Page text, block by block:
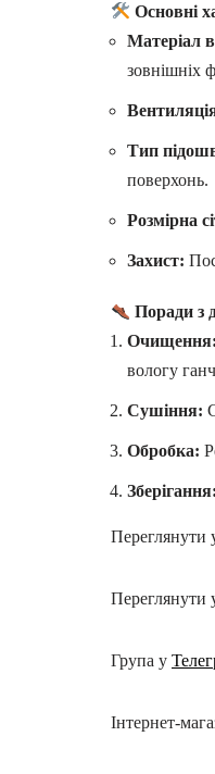
Основні
Матеріал
зовнішніх
Тип
поверхонь.
Розмірна
Захист:
Поради з
Очищення:
вологу
Сушіння:
Обробка:
Зберігання:
Переглянути
Переглянути
Група у
Інтернет-